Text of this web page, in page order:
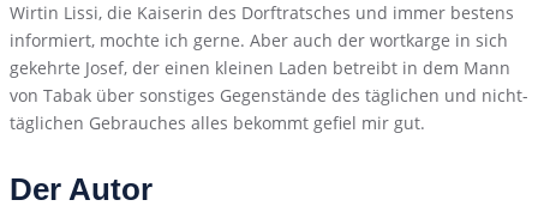
Wirtin Lissi, die Kaiserin des Dorftratsches und immer bestens
informiert, mochte ich gerne. Aber auch der wortkarge in sich
gekehrte Josef, der einen kleinen Laden betreibt in dem Mann
von Tabak über sonstiges Gegenstände des täglichen und nicht-
täglichen Gebrauches alles bekommt gefiel mir gut.
Der Autor